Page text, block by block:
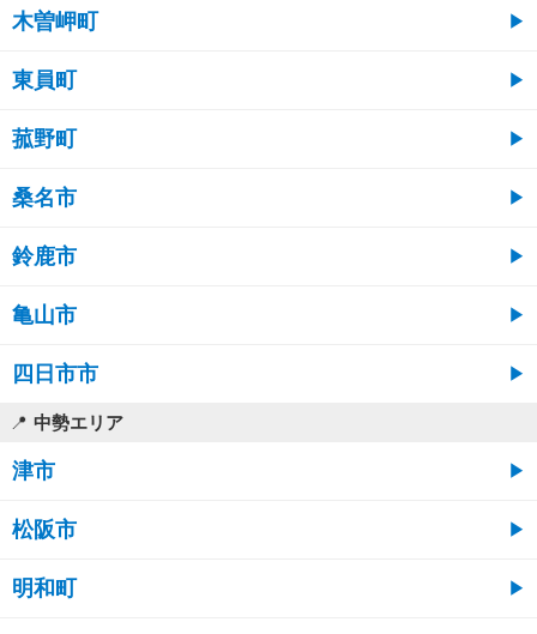
木曽岬町
東員町
菰野町
桑名市
鈴鹿市
亀山市
四日市市
中勢エリア
津市
松阪市
明和町